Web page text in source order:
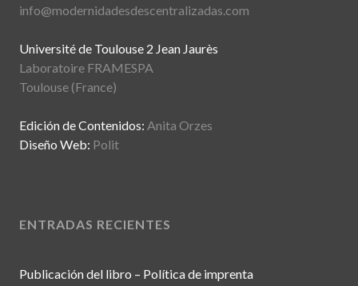
info@modernidadesdescentralizadas.com
Université de Toulouse 2 Jean Jaurès
Laboratoire FRAMESPA
Toulouse (France)
Edición de Contenidos: Anita Orzes
Diseño Web: Polit
ENTRADAS RECIENTES
Publicación del libro – Política de imprenta